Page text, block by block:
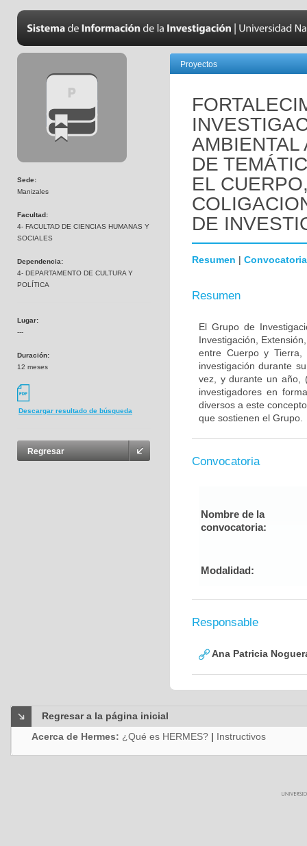
Sede:
Manizales
Facultad:
4- FACULTAD DE CIENCIAS HUMANAS Y
SOCIALES
Dependencia:
4- DEPARTAMENTO DE CULTURA Y
POLÍTICA
Lugar:
---
Duración:
12 meses
Descargar resultado de búsqueda
Regresar
Proyectos
AMBIENTAL
DE
EL
DE
Resumen | Convocatoria
Resumen
El Grupo de
Investigación,
entre Cuerpo y
investigación durante
vez, y durante un año,
investigadores en
diversos a este
que sostienen el Grupo.
Convocatoria
Nombre de la
convocatoria:
Modalidad:
Responsable
Ana Patricia
Regresar a la página inicial
Acerca de Hermes: ¿Qué es HERMES? | Instructivos